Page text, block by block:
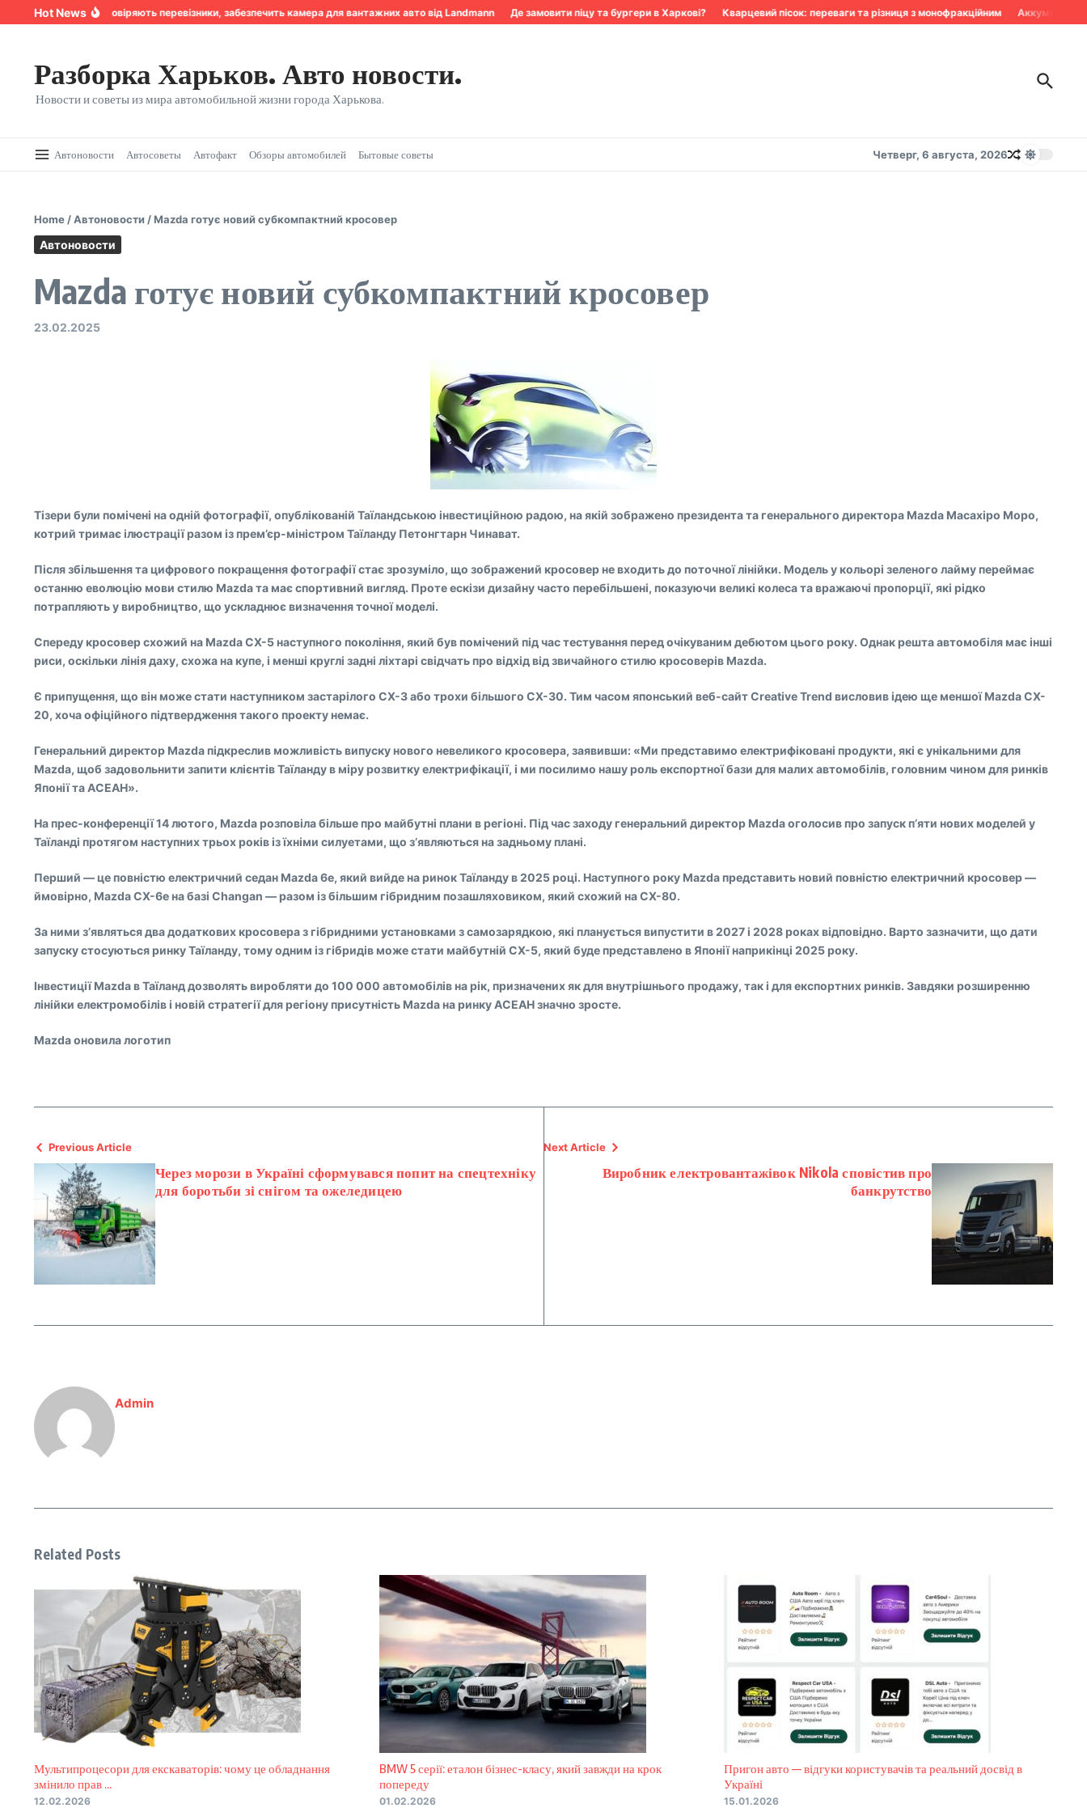
Перейти к содержанию
Hot News
Надійність, якій довіряють перевізники, забезпечить камера для вантажних авто від Landmann Де замовити піцу та бургери в Харкові? Кварцевий пісок: переваги та різниця з монофракційним Аккумулятор
Разборка Харьков. Авто новости.
Новости и советы из мира автомобильной жизни города Харькова.
Автоновости Автосоветы Автофакт Обзоры автомобилей Бытовые советы Четверг, 6 августа, 2026
Home /Автоновости /Mazda готує новий субкомпактний кросовер
Автоновости
Mazda готує новий субкомпактний кросовер
23.02.2025
Тізери були помічені на одній фотографії, опублікованій Таїландською інвестиційною радою, на якій зображено президента та генерального директора Mazda Масахіро Моро,
котрий тримає ілюстрації разом із прем’єр-міністром Таїланду Петонгтарн Чинават.
Після збільшення та цифрового покращення фотографії стає зрозуміло, що зображений кросовер не входить до поточної лінійки. Модель у кольорі зеленого лайму переймає
останню еволюцію мови стилю Mazda та має спортивний вигляд. Проте ескізи дизайну часто перебільшені, показуючи великі колеса та вражаючі пропорції, які рідко
потрапляють у виробництво, що ускладнює визначення точної моделі.
Спереду кросовер схожий на Mazda CX-5 наступного покоління, який був помічений під час тестування перед очікуваним дебютом цього року. Однак решта автомобіля має інші
риси, оскільки лінія даху, схожа на купе, і менші круглі задні ліхтарі свідчать про відхід від звичайного стилю кросоверів Mazda.
Є припущення, що він може стати наступником застарілого CX-3 або трохи більшого CX-30. Тим часом японський веб-сайт Creative Trend висловив ідею ще меншої Mazda CX-
20, хоча офіційного підтвердження такого проекту немає.
Генеральний директор Mazda підкреслив можливість випуску нового невеликого кросовера, заявивши: «Ми представимо електрифіковані продукти, які є унікальними для
Mazda, щоб задовольнити запити клієнтів Таїланду в міру розвитку електрифікації, і ми посилимо нашу роль експортної бази для малих автомобілів, головним чином для ринків
Японії та АСЕАН».
На прес-конференції 14 лютого, Mazda розповіла більше про майбутні плани в регіоні. Під час заходу генеральний директор Mazda оголосив про запуск п’яти нових моделей у
Таїланді протягом наступних трьох років із їхніми силуетами, що з’являються на задньому плані.
Перший — це повністю електричний седан Mazda 6e, який вийде на ринок Таїланду в 2025 році. Наступного року Mazda представить новий повністю електричний кросовер —
ймовірно, Mazda CX-6e на базі Changan — разом із більшим гібридним позашляховиком, який схожий на CX-80.
За ними з’являться два додаткових кросовера з гібридними установками з самозарядкою, які планується випустити в 2027 і 2028 роках відповідно. Варто зазначити, що дати
запуску стосуються ринку Таїланду, тому одним із гібридів може стати майбутній CX-5, який буде представлено в Японії наприкінці 2025 року.
Інвестиції Mazda в Таїланд дозволять виробляти до 100 000 автомобілів на рік, призначених як для внутрішнього продажу, так і для експортних ринків. Завдяки розширенню
лінійки електромобілів і новій стратегії для регіону присутність Mazda на ринку АСЕАН значно зросте.
Mazda оновила логотип
Previous Article
Через морози в Україні сформувався попит на спецтехніку
для боротьби зі снігом та ожеледицею
Next Article
Виробник електровантажівок Nikola сповістив про
банкрутство
Admin
Related Posts
Мультипроцесори для екскаваторів: чому це обладнання
змінило прав ...
12.02.2026
BMW 5 серії: еталон бізнес-класу, який завжди на крок
попереду
01.02.2026
Пригон авто — відгуки користувачів та реальний досвід в
Україні
15.01.2026